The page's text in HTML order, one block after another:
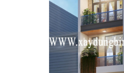
Xu hướng xây dựng
5x15m mái thái với
Để đáp ứng đầy đủ các chức năng
ngủ, 1 phòng bếp và 1 nhà vệ sinh.
được tính thẩm mỹ, thoáng mát và